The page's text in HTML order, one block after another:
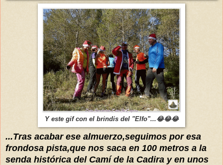
Y este gif con el brindis del "Elfo"...😂😂😂
...Tras acabar ese almuerzo,seguimos por esa
frondosa pista,que nos saca en 100 metros a la
senda histórica del Camí de la Cadira y en unos